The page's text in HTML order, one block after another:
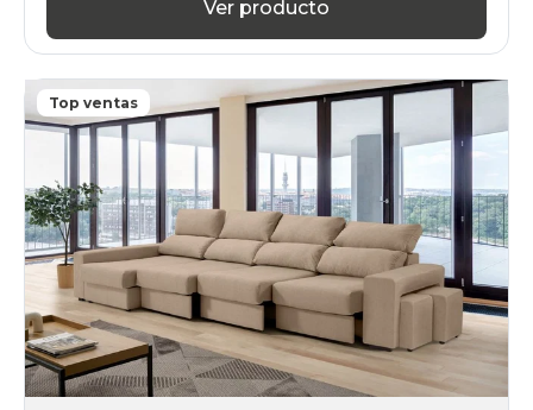
Ver producto
Top ventas